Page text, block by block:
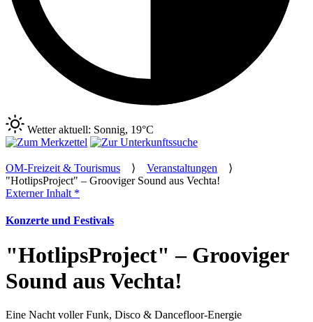
Wetter aktuell: Sonnig, 19°C
OM-Freizeit & Tourismus ⟩ Veranstaltungen ⟩
"HotlipsProject" – Grooviger Sound aus Vechta!
Externer Inhalt *
Konzerte und Festivals
"HotlipsProject" – Grooviger
Sound aus Vechta!
Eine Nacht voller Funk, Disco & Dancefloor-Energie